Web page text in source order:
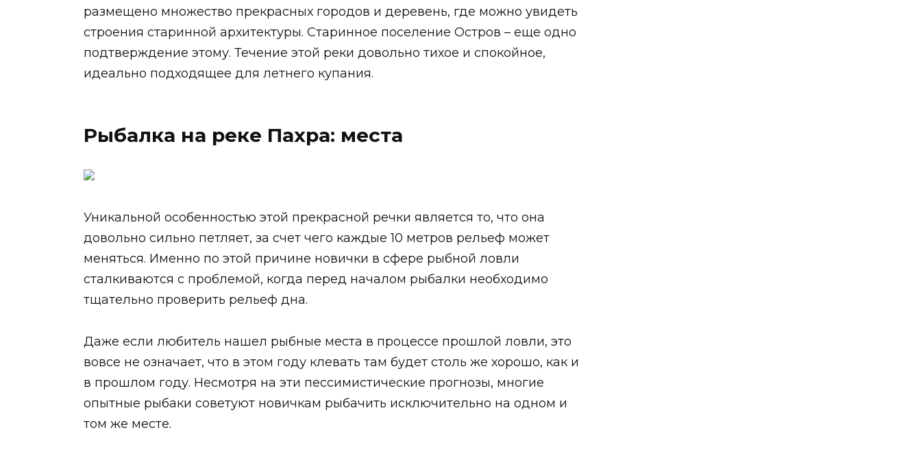
размещено множество прекрасных городов и деревень, где можно увидеть
строения старинной архитектуры. Старинное поселение Остров – еще одно
подтверждение этому. Течение этой реки довольно тихое и спокойное,
идеально подходящее для летнего купания.
Рыбалка на реке Пахра: места
Уникальной особенностью этой прекрасной речки является то, что она
довольно сильно петляет, за счет чего каждые 10 метров рельеф может
меняться. Именно по этой причине новички в сфере рыбной ловли
сталкиваются с проблемой, когда перед началом рыбалки необходимо
тщательно проверить рельеф дна.
Даже если любитель нашел рыбные места в процессе прошлой ловли, это
вовсе не означает, что в этом году клевать там будет столь же хорошо, как и
в прошлом году. Несмотря на эти пессимистические прогнозы, многие
опытные рыбаки советуют новичкам рыбачить исключительно на одном и
том же месте.